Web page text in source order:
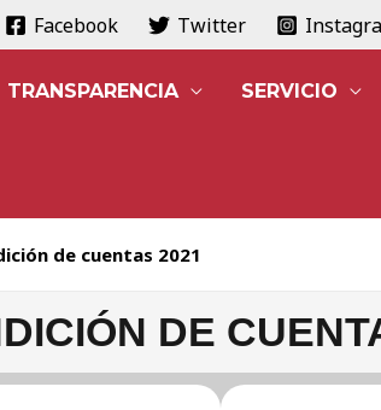
Facebook Twitter
TRANSPARENCIA SERVICIO
de cuentas 2021
DE